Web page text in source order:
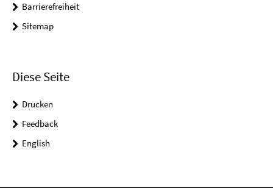
Barrierefreiheit
Sitemap
Diese Seite
Drucken
Feedback
English